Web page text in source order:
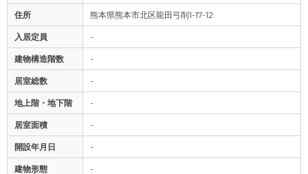
住所 熊本県熊本市北区龍田弓削1-17-12
入居定員 -
建物構造階数 -
居室総数 -
地上階・地下階 -
居室面積 -
開設年月日 -
建物形態 -